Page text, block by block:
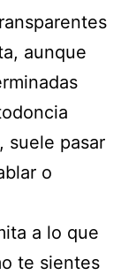
aunque
suele pasar
o
a lo que
te sientes